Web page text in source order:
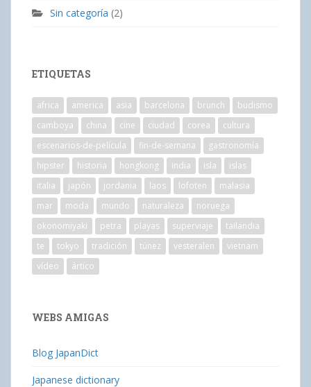
Sin categoría (2)
ETIQUETAS
africa america asia barcelona brunch
budismo
camboya
china cine ciudad corea
cultura
escenarios-de-película
fin-de-semana
gastronomía
hipster
historia hongkong india isla
islas
italia
japón jordania laos lofoten
malasia
mar
moda mundo naturaleza
noruega
okonomiyaki
petra playas superviaje
tailandia
te
tokyo tradición túnez vesteralen
vietnam
vídeo
ártico
WEBS AMIGAS
Blog JapanDict
Japanese dictionary